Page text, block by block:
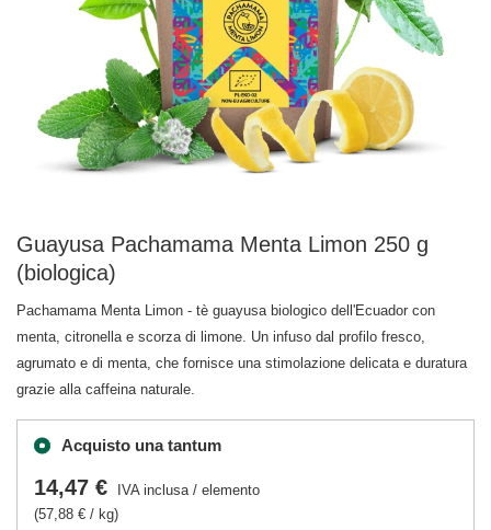
Guayusa Pachamama Menta Limon 250 g
(biologica)
Pachamama Menta Limon - tè guayusa biologico dell'Ecuador con
menta, citronella e scorza di limone. Un infuso dal profilo fresco,
agrumato e di menta, che fornisce una stimolazione delicata e duratura
grazie alla caffeina naturale.
Acquisto una tantum
14,47 € IVA inclusa/ elemento
(57,88 € / kg)